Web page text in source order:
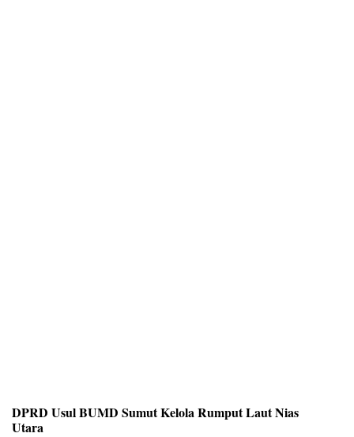
DPRD Usul BUMD Sumut Kelola Rumput Laut Nias
Utara